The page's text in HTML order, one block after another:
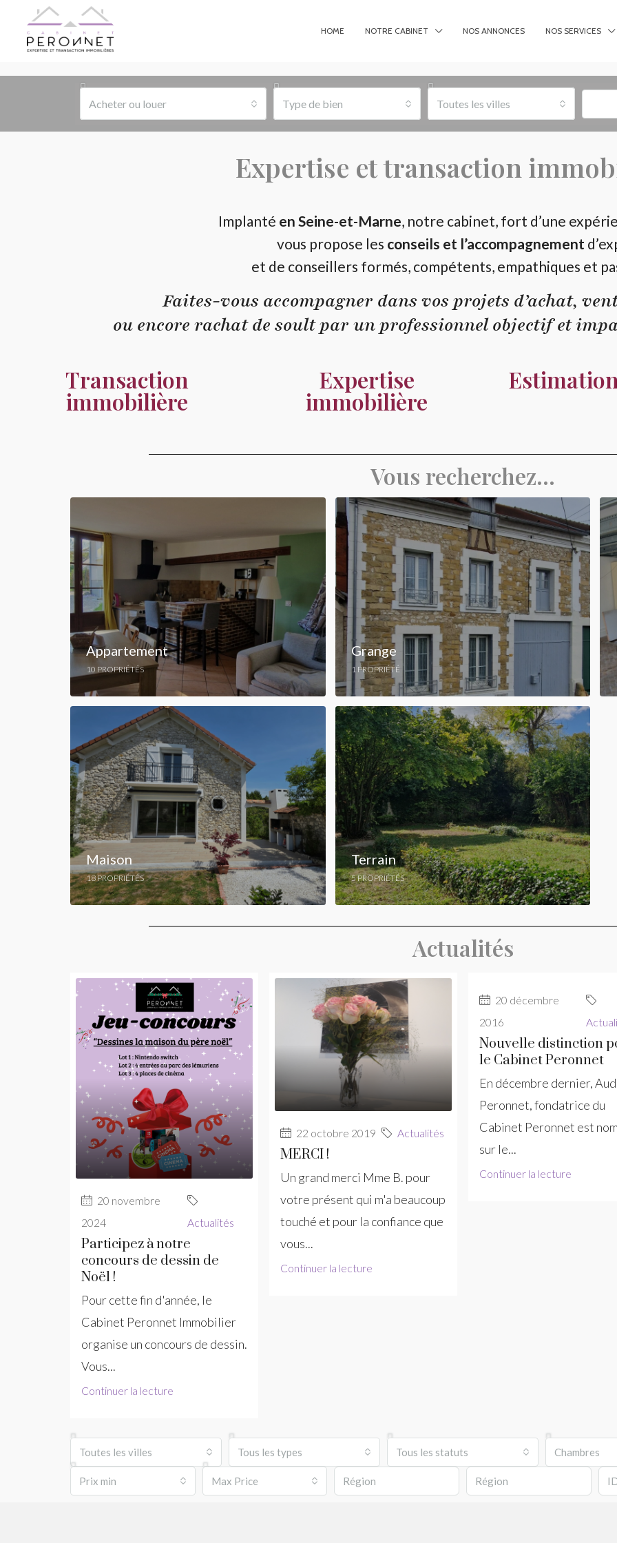
HOME NOTRE CABINET NOS ANNONCES NOS SERVICES
Acheter ou louer Type de bien Toutes les villes
Expertise et transaction
Implanté en Seine-et-Marne, notre cabinet, fort d’une
vous propose les conseils et l’accompagnement
et de conseillers formés, compétents, empathiques et
Faites-vous accompagner dans vos projets d’achat,
ou encore rachat de soultpar un professionnel objectif et
Transaction
immobilière
Expertise
immobilière
Vous recherchez...
Appartement
10 PROPRIÉTÉS
Grange
1 PROPRIÉTÉ
Maison
18 PROPRIÉTÉS
Terrain
5 PROPRIÉTÉS
Actualités
20 novembre
2024
Actualités
Participez à notre
concours de dessin de
Noël !
Pour cette fin d'année, le
Cabinet Peronnet Immobilier
organise un concours de dessin.
Vous...
Continuer la lecture
22 octobre 2019 Actualités
MERCI !
Un grand merci Mme B. pour
votre présent qui m'a beaucoup
touché et pour la confiance que
vous...
Continuer la lecture
20 décembre
2016
Nouvelle distinction
le Cabinet Peronnet
En décembre dernier,
Peronnet, fondatrice du
Cabinet Peronnet est
sur le...
Continuer la lecture
Toutes les villes Tous les types Tous les statuts Chambres
Prix ​​min Max Price